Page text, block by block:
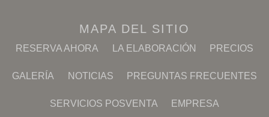
MAPA DEL SITIO
RESERVA AHORA LA ELABORACIÓN PRECIOS
GALERÍA NOTICIAS PREGUNTAS FRECUENTES
SERVICIOS POSVENTA EMPRESA